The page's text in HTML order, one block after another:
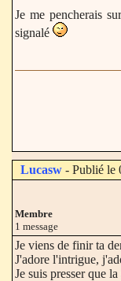
Je me pencherais
signalé
Lucasw - Publié le
Membre
1 message
Je viens de finir ta
J'adore l'intrigue,
Je suis presser que